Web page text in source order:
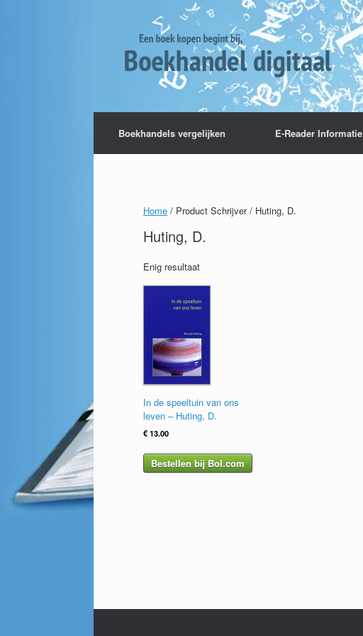
Boekhandels vergelijken E-Reader Informatie
Home / Product Schrijver / Huting, D.
Huting, D.
Enig resultaat
In de speeltuin van ons
leven – Huting, D.
€13.00
Bestellen bij Bol.com